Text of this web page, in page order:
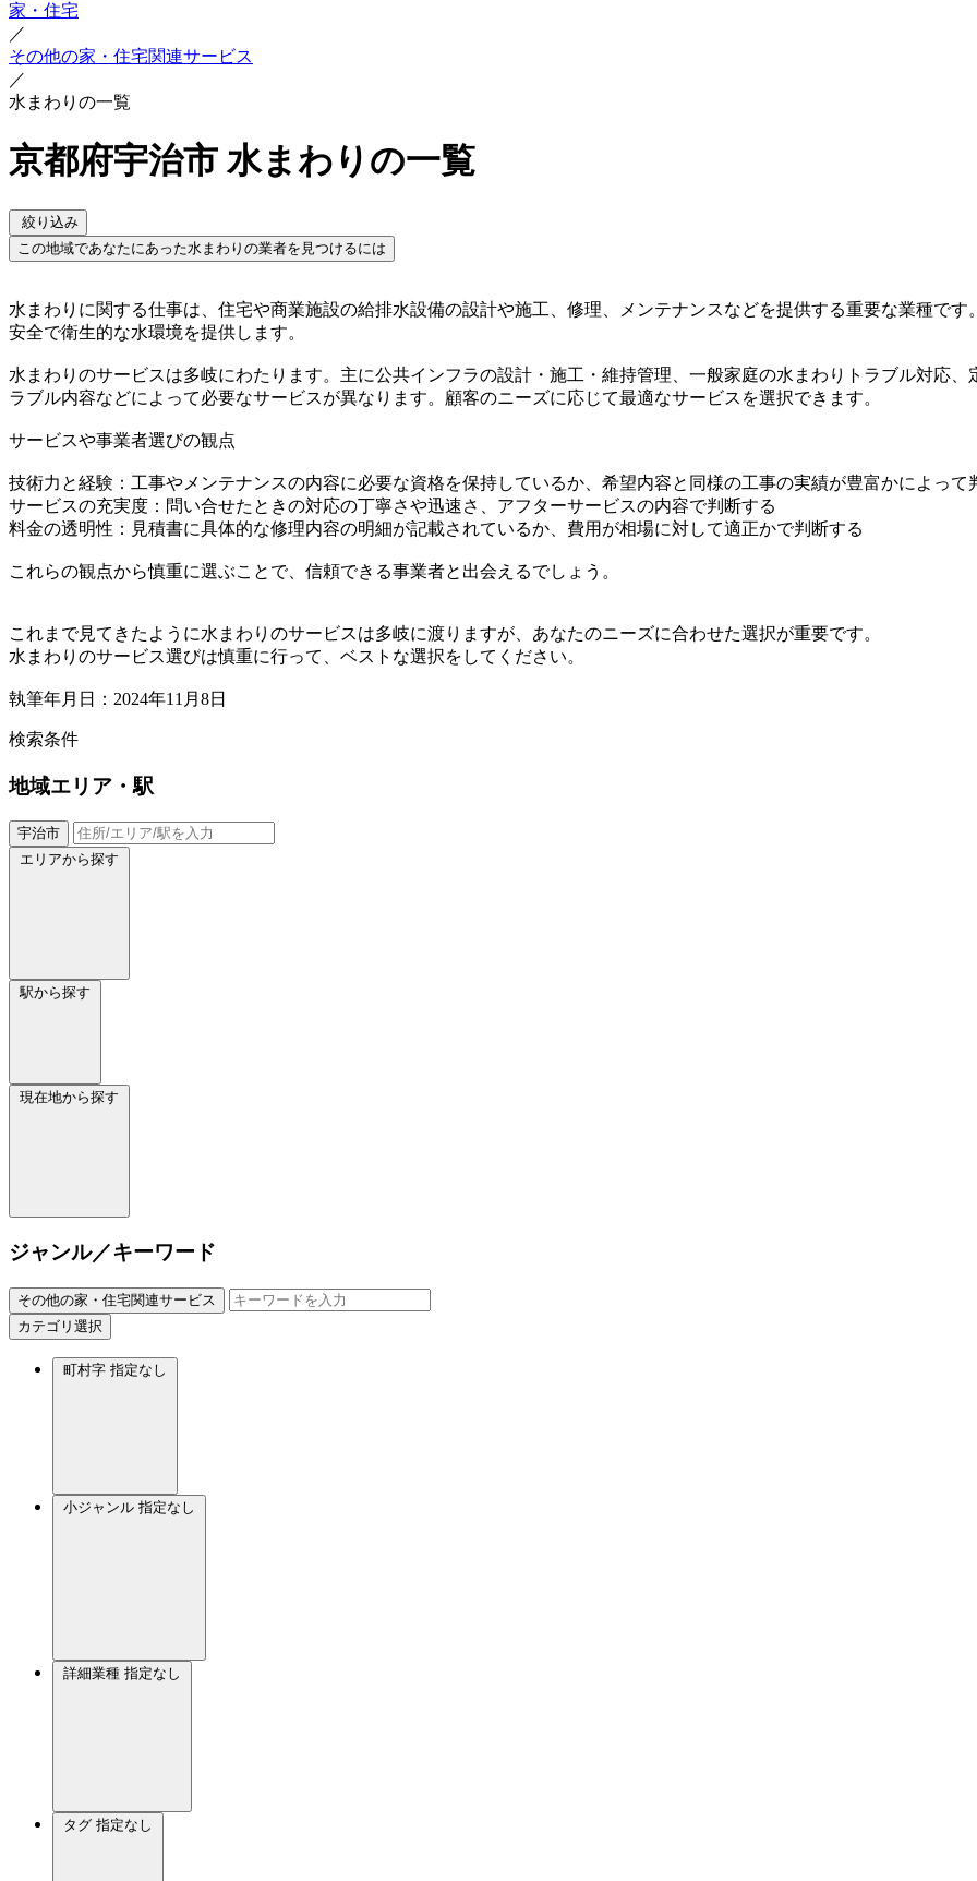
家・住宅
／
その他の家・住宅関連サービス
／
水まわりの一覧
京都府宇治市 水まわりの一覧
絞り込み
この地域であなたにあった水まわりの業者を見つけるには
水まわりに関する仕事は、住宅や商業施設の給排水設備の設計や施工、修理、メンテナンスなどを提供する重要な業種で
安全で衛生的な水環境を提供します。
水まわりのサービスは多岐にわたります。主に公共インフラの設計・施工・維持管理、一般家庭の水まわりトラブル対応
ラブル内容などによって必要なサービスが異なります。顧客のニーズに応じて最適なサービスを選択できます。
サービスや事業者選びの観点
技術力と経験：工事やメンテナンスの内容に必要な資格を保持しているか、希望内容と同様の工事の実績が豊富かによって
サービスの充実度：問い合せたときの対応の丁寧さや迅速さ、アフターサービスの内容で判断する
料金の透明性：見積書に具体的な修理内容の明細が記載されているか、費用が相場に対して適正かで判断する
これらの観点から慎重に選ぶことで、信頼できる事業者と出会えるでしょう。
これまで見てきたように水まわりのサービスは多岐に渡りますが、あなたのニーズに合わせた選択が重要です。
水まわりのサービス選びは慎重に行って、ベストな選択をしてください。
執筆年月日：2024年11月8日
検索条件
地域エリア・駅
宇治市
エリアから探す
駅から探す
現在地から探す
ジャンル／キーワード
その他の家・住宅関連サービス
カテゴリ選択
町村字 指定なし
小ジャンル 指定なし
詳細業種 指定なし
タグ 指定なし